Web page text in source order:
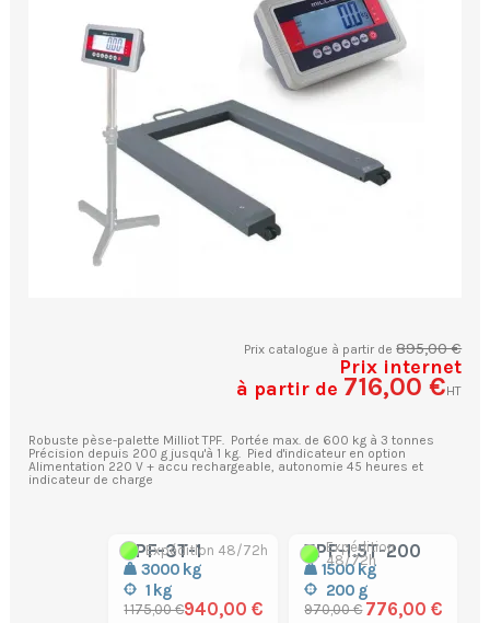
Prix catalogue à partir de895,00 €
Prix internet
à partir de 716,00 €HT
Robuste pèse-palette Milliot TPF. Portée max. de 600 kg à 3 tonnes
Précision depuis 200 g jusqu'à 1 kg. Pied d'indicateur en option
Alimentation 220 V + accu rechargeable, autonomie 45 heures et
indicateur de charge
TPF-3T-1
3000 kg
1 kg
Expédition 48/72h
1 175,00 €940,00 €
TPF-1.5T-200
1500 kg
200 g
Expédition
48/72h
970,00 € 776,00 €